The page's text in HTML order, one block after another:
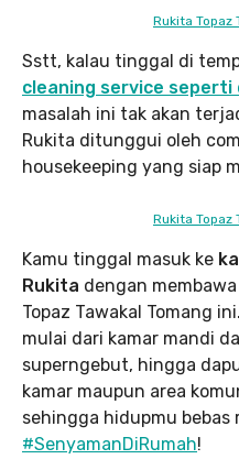
Rukita Topaz
Sstt, kalau tinggal di
cleaning service seperti
masalah ini tak akan
Rukita ditunggui oleh
housekeeping yang siap
Rukita Topaz
Kamu tinggal masuk ke
Rukita dengan
Topaz Tawakal Tomang
mulai dari kamar mandi
superngebut, hingga
kamar maupun area
sehingga hidupmu bebas
#SenyamanDiRumah!